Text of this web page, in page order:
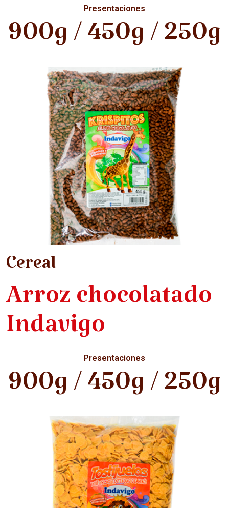
Presentaciones
900g / 450g / 250g
Cereal
Arroz chocolatado
Indavigo
Presentaciones
900g / 450g / 250g